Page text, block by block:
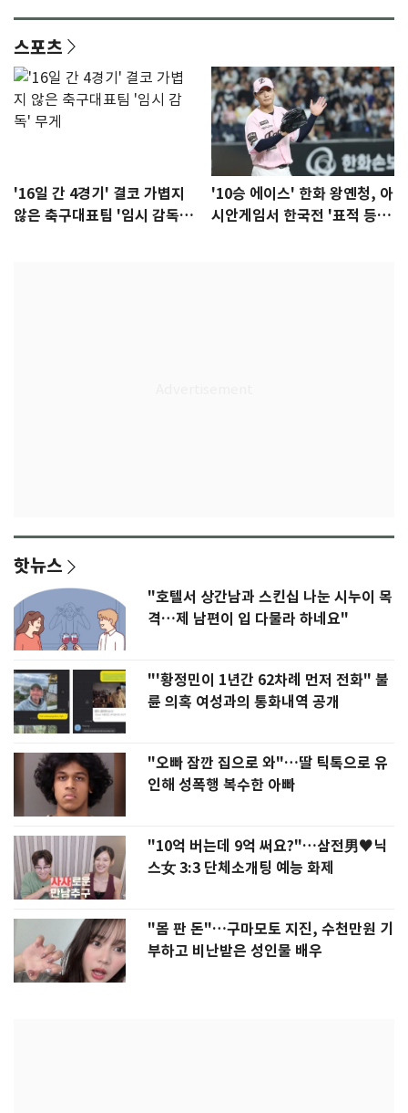
스포츠
'16일 간 4경기' 결코 가볍지
않은 축구대표팀 '임시 감독'
'10승 에이스' 한화 왕옌청, 아
시안게임서 한국전 '표적 등
핫뉴스
"호텔서 상간남과 스킨십 나눈 시누이 목
격…제 남편이 입 다물라 하네요"
"'황정민이 1년간 62차례 먼저 전화" 불
륜 의혹 여성과의 통화내역 공개
"오빠 잠깐 집으로 와"…딸 틱톡으로 유
인해 성폭행 복수한 아빠
"10억 버는데 9억 써요?"…삼전男♥닉
스女 3:3 단체소개팅 예능 화제
"몸 판 돈"…구마모토 지진, 수천만원 기
부하고 비난받은 성인물 배우